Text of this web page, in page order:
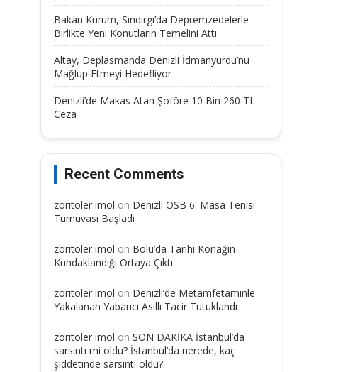
Bakan Kurum, Sındırgı’da Depremzedelerle
Birlikte Yeni Konutların Temelini Attı
Altay, Deplasmanda Denizli İdmanyurdu’nu
Mağlup Etmeyi Hedefliyor
Denizli’de Makas Atan Şoföre 10 Bin 260 TL
Ceza
Recent Comments
zoritoler imol on Denizli OSB 6. Masa Tenisi
Turnuvası Başladı
zoritoler imol on Bolu’da Tarihi Konağın
Kundaklandığı Ortaya Çıktı
zoritoler imol on Denizli’de Metamfetaminle
Yakalanan Yabancı Asıllı Tacir Tutuklandı
zoritoler imol on SON DAKİKA İstanbul’da
sarsıntı mi oldu? İstanbul’da nerede, kaç
şiddetinde sarsıntı oldu?